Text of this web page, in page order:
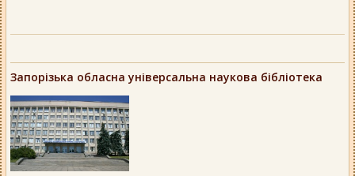
Запорізька обласна універсальна наукова бібліотека